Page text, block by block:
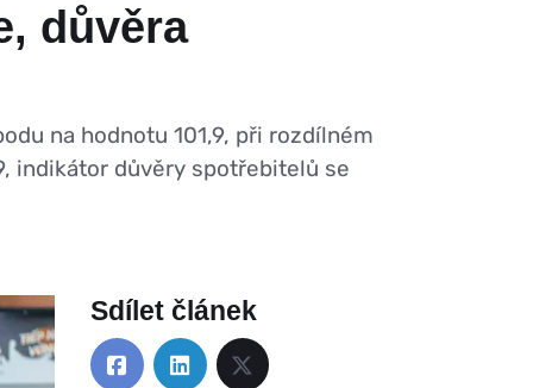
důvěra
na hodnotu 101,9, při rozdílném
indikátor důvěry spotřebitelů se
Sdílet článek